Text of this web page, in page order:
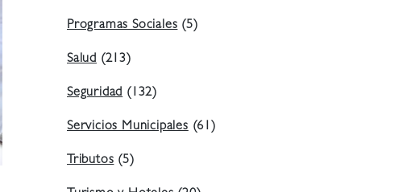
Programas Sociales(5)
Salud (213)
Seguridad(132)
Servicios Municipales(61)
Tributos(5)